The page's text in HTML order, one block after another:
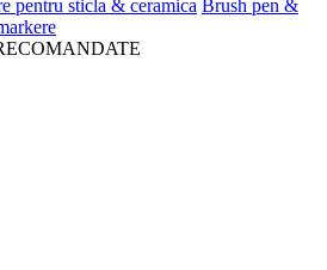
pentru sticla & ceramica Brush pen &